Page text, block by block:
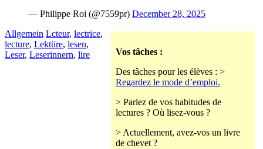
— Philippe Roi (@7559pr) December 28, 2025
Vos tâches :
Des tâches pour les élèves : >
Regardez le mode d’emploi.
> Parlez de vos habitudes de
lectures ? Où lisez-vous ?
> Actuellement, avez-vos un livre
de chevet ?
Allgemein Lcteur, lectrice,
lecture, Lektüre, lesen,
Leser, Leserinnern, lire